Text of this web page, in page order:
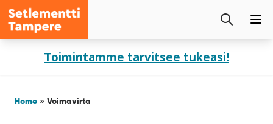
sisältöönToimintamme tarvitsee tukeasi!
Setlementti
Tampere
Etsi
Home » Voimavirta